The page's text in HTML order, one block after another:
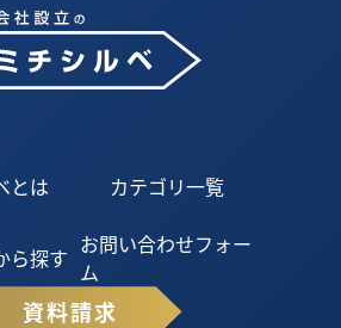
とは カテゴリ一覧
ら探す お問い合わせフォー
ム
資料請求